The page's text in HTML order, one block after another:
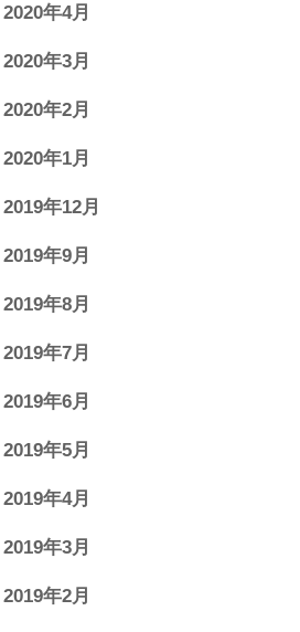
2020年4月
2020年3月
2020年2月
2020年1月
2019年12月
2019年9月
2019年8月
2019年7月
2019年6月
2019年5月
2019年4月
2019年3月
2019年2月